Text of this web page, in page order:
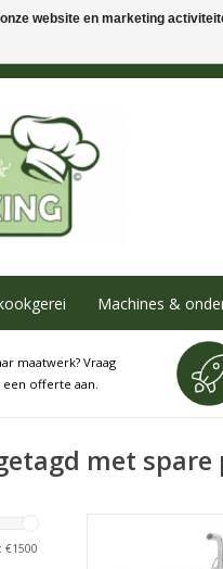
Machines &
maatwerk? Vraag
offerte aan.
met spare
€1500
Chocotemper
website en marketing